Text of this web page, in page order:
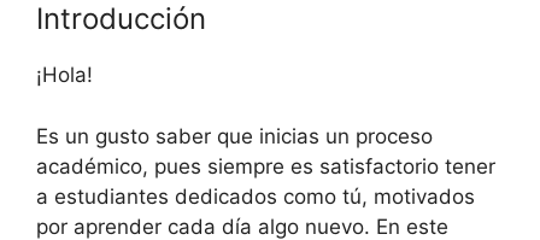
Introducción
¡Hola!
Es un gusto saber que inicias un proceso
académico, pues siempre es satisfactorio tener
a estudiantes dedicados como tú, motivados
por aprender cada día algo nuevo. En este